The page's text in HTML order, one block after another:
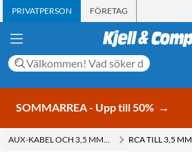
PRIVATPERSON FÖRETAG
SOMMARREA - Upp till 50% →
AUX-KABEL OCH 3,5 MM-KABLARRCA TILL 3,5 MM